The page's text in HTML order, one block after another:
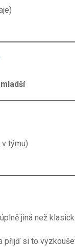
týmu)
jiná než
přijď si to